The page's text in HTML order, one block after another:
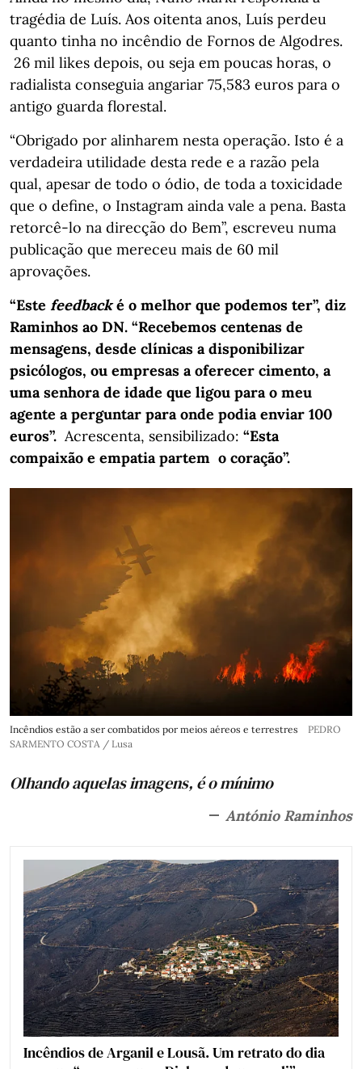
tragédia de Luís. Aos oitenta anos, Luís perdeu
quanto tinha no incêndio de Fornos de Algodres.
26 mil likes depois, ou seja em poucas horas, o
radialista conseguia angariar 75,583 euros para o
antigo guarda florestal.
“Obrigado por alinharem nesta operação. Isto é a
verdadeira utilidade desta rede e a razão pela
qual, apesar de todo o ódio, de toda a toxicidade
que o define, o Instagram ainda vale a pena. Basta
retorcê-lo na direcção do Bem”, escreveu numa
publicação que mereceu mais de 60 mil
aprovações.
“Este feedbacké o melhor que podemos ter”, diz
Raminhos ao DN. “Recebemos centenas de
mensagens, desde clínicas a disponibilizar
psicólogos, ou empresas a oferecer cimento, a
uma senhora de idade que ligou para o meu
agente a perguntar para onde podia enviar 100
euros”. Acrescenta, sensibilizado: “Esta
compaixão e empatia partem o coração”.
Incêndios estão a ser combatidos por meios aéreos e terrestres
PEDRO
SARMENTO COSTA / Lusa
Olhando aquelas imagens, é o mínimo
António Raminhos
Incêndios de Arganil e Lousã. Um retrato do dia